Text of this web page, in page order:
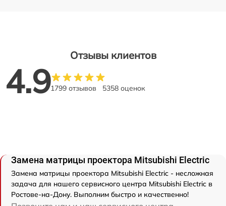
Отзывы клиентов
4.91799 отзывов 5358 оценок
Замена матрицы проектора Mitsubishi Electric
Замена матрицы проектора Mitsubishi Electric - несложная
задача для нашего сервисного центра Mitsubishi Electric в
Ростове-на-Дону. Выполним быстро и качественно!